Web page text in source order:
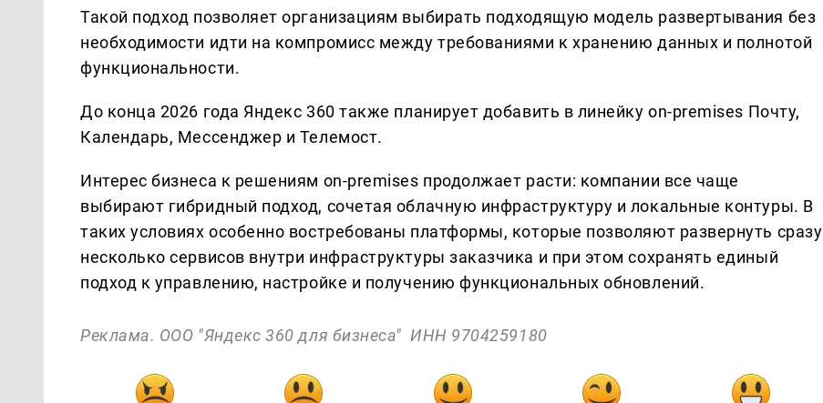
Такой подход позволяет организациям выбирать подходящую модель развертывания без
необходимости идти на компромисс между требованиями к хранению данных и полнотой
функциональности.
До конца 2026 года Яндекс 360 также планирует добавить в линейку on-premises Почту,
Календарь, Мессенджер и Телемост.
Интерес бизнеса к решениям on-premises продолжает расти: компании все чаще
выбирают гибридный подход, сочетая облачную инфраструктуру и локальные контуры. В
таких условиях особенно востребованы платформы, которые позволяют развернуть сразу
несколько сервисов внутри инфраструктуры заказчика и при этом сохранять единый
подход к управлению, настройке и получению функциональных обновлений.
Реклама. ООО "Яндекс 360 для бизнеса" ИНН 9704259180